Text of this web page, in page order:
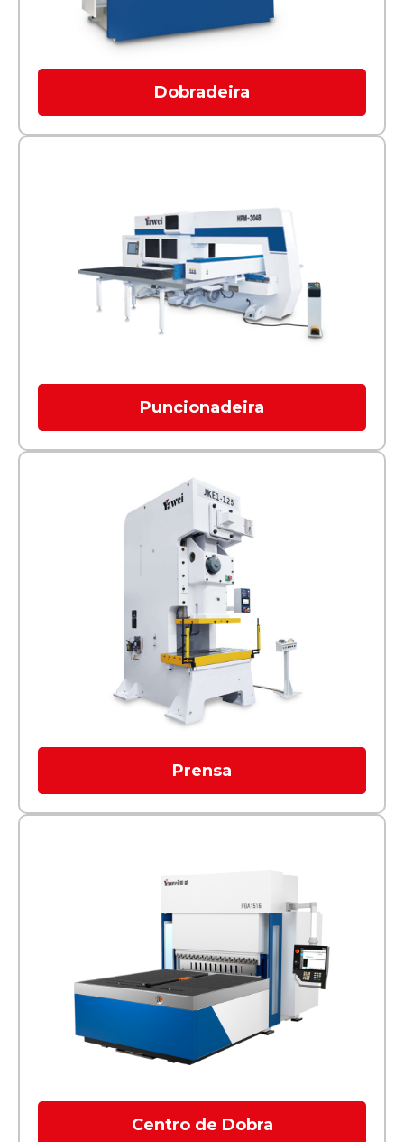
Dobradeira
Puncionadeira
Prensa
Centro de Dobra